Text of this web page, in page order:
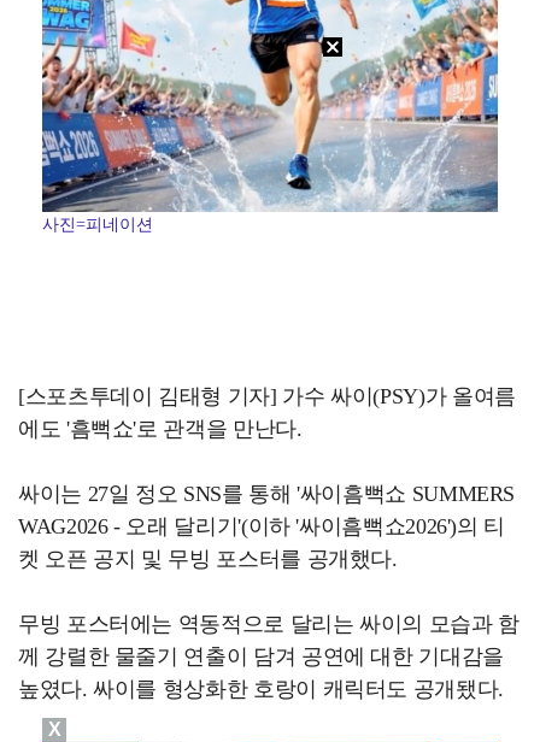
사진=피네이션
[스포츠투데이 김태형 기자] 가수 싸이(PSY)가 올여름
에도 '흠뻑쇼'로 관객을 만난다.
싸이는 27일 정오 SNS를 통해 '싸이흠뻑쇼 SUMMERS
WAG2026 - 오래 달리기'(이하 '싸이흠뻑쇼2026')의 티
켓 오픈 공지 및 무빙 포스터를 공개했다.
무빙 포스터에는 역동적으로 달리는 싸이의 모습과 함
께 강렬한 물줄기 연출이 담겨 공연에 대한 기대감을
높였다. 싸이를 형상화한 호랑이 캐릭터도 공개됐다.
X